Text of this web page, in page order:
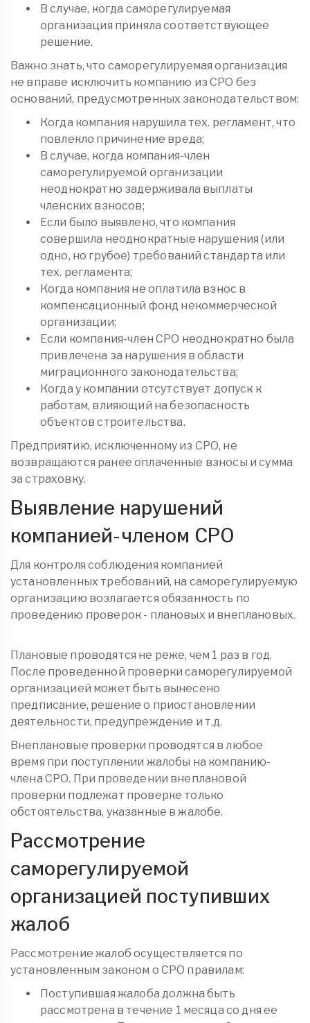
В случае, когда саморегулируемая
организация приняла соответствующее
решение.
Важно знать, что саморегулируемая организация
не вправе исключить компанию из СРО без
оснований, предусмотренных законодательством:
Когда компания нарушила тех. регламент, что
повлекло причинение вреда;
В случае, когда компания-член
саморегулируемой организации
неоднократно задерживала выплаты
членских взносов;
Если было выявлено, что компания
совершила неоднократные нарушения (или
одно, но грубое) требований стандарта или
тех. регламента;
Когда компания не оплатила взнос в
компенсационный фонд некоммерческой
организации;
Если компания-член СРО неоднократно была
привлечена за нарушения в области
миграционного законодательства;
Когда у компании отсутствует допуск к
работам, влияющий на безопасность
объектов строительства.
Предприятию, исключенному из СРО, не
возвращаются ранее оплаченные взносы и сумма
за страховку.
Выявление нарушений
компанией-членом СРО
Для контроля соблюдения компанией
установленных требований, на саморегулируемую
организацию возлагается обязанность по
проведению проверок - плановых и внеплановых.
Плановые проводятся не реже, чем 1 раз в год.
После проведенной проверки саморегулируемой
организацией может быть вынесено
предписание, решение о приостановлении
деятельности, предупреждение и т.д.
Внеплановые проверки проводятся в любое
время при поступлении жалобы на компанию-
члена СРО. При проведении внеплановой
проверки подлежат проверке только
обстоятельства, указанные в жалобе.
Рассмотрение
саморегулируемой
организацией поступивших
жалоб
Рассмотрение жалоб осуществляется по
установленным законом о СРО правилам:
Поступившая жалоба должна быть
рассмотрена в течение 1 месяца со дня ее